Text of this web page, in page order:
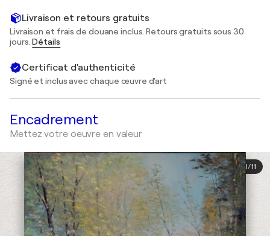
Livraison et retours gratuits
Livraison et frais de douane inclus. Retours gratuits sous 30
jours.Détails
Certificat d'authenticité
Signé et inclus avec chaque œuvre d'art
Encadrement
Mettez votre oeuvre en valeur
1/11